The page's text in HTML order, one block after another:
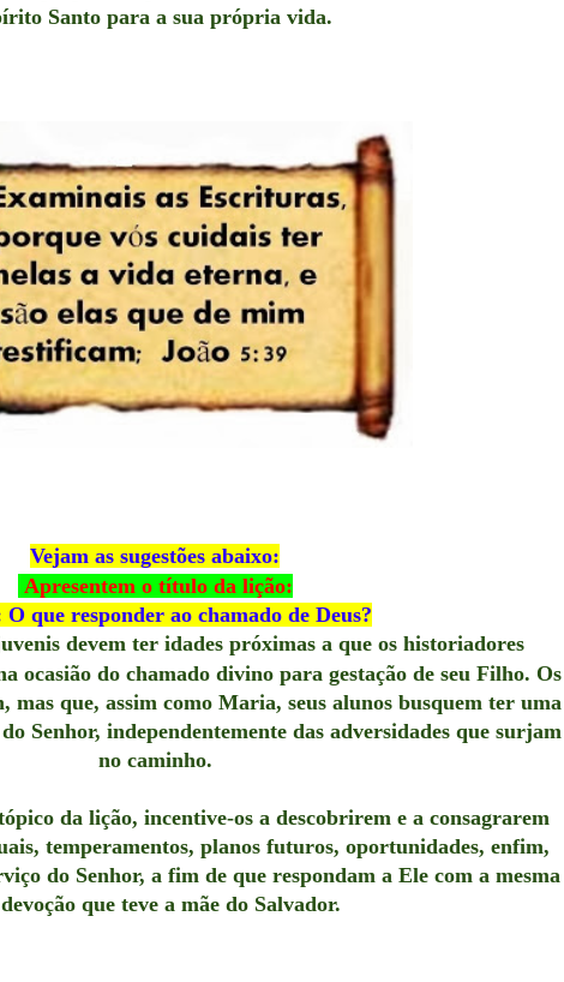
Santo para a sua própria vida.
Vejam as sugestões abaixo:
Apresentem o título da lição:
que responder ao chamado de Deus?
devem ter idades próximas a que os historiadores
ocasião do chamado divino para gestação de seu Filho. Os
mas que, assim como Maria, seus alunos busquem ter uma
Senhor, independentemente das adversidades que surjam
no caminho.
da lição, incentive-os a descobrirem e a consagrarem
temperamentos, planos futuros, oportunidades, enfim,
do Senhor, a fim de que respondam a Ele com a mesma
que teve a mãe do Salvador.